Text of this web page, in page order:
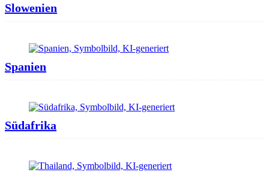
Slowenien
Spanien
Südafrika